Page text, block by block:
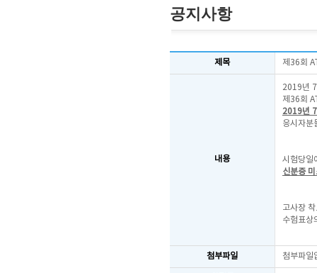
공지사항
제목 제36회
내용
2019년
제36회
2019년
응시자분
시험당일
신분증
고사장
수험표상
첨부파일 첨부파일